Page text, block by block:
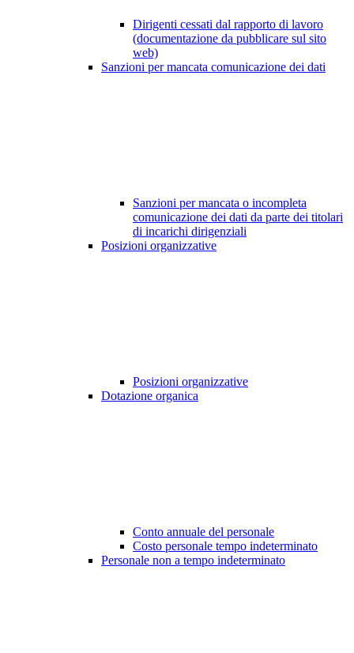
Dirigenti cessati dal rapporto di lavoro
(documentazione da pubblicare sul sito
web)
Sanzioni per mancata comunicazione dei dati
Sanzioni per mancata o incompleta
comunicazione dei dati da parte dei titolari
di incarichi dirigenziali
Posizioni organizzative
Posizioni organizzative
Dotazione organica
Conto annuale del personale
Costo personale tempo indeterminato
Personale non a tempo indeterminato